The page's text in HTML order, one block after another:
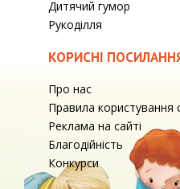
Дитячий гумор
Рукоділля
КОРИСНІ
Про нас
Правила користування
Реклама на сайті
Благодійність
Конкурси